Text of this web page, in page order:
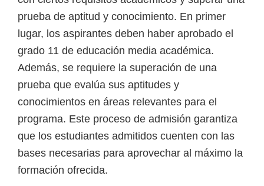
prueba de aptitud y conocimiento. En primer
lugar, los aspirantes deben haber aprobado el
grado 11 de educación media académica.
Además, se requiere la superación de una
prueba que evalúa sus aptitudes y
conocimientos en áreas relevantes para el
programa. Este proceso de admisión garantiza
que los estudiantes admitidos cuenten con las
bases necesarias para aprovechar al máximo la
formación ofrecida.